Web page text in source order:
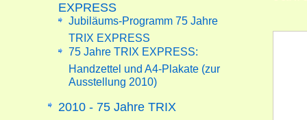
EXPRESS
Jubiläums-Programm 75 Jahre
TRIX EXPRESS
75 Jahre TRIX EXPRESS:
Handzettel und A4-Plakate (zur
Ausstellung 2010)
2010 - 75 Jahre TRIX